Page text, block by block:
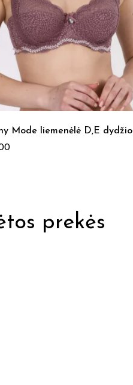
Mode liemenėlė D,E dydžio
prekės